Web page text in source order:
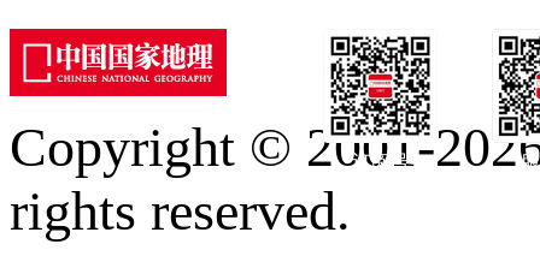
订阅号
Copyright © 2001-
rights reserved.